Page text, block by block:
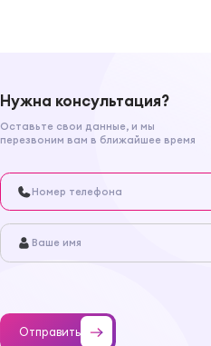
Нужна консультация?
Оставьте свои данные, и мы
перезвоним вам в ближайшее время
Отправить